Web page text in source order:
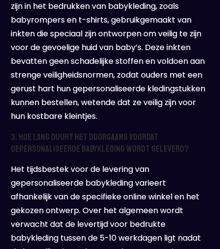
zijn in het bedrukken van babykleding, zoals
babyrompers en t-shirts, gebruikgemaakt van
inkten die speciaal zijn ontworpen om veilig te zijn
voor de gevoelige huid van baby’s. Deze inkten
bevatten geen schadelijke stoffen en voldoen aan
strenge veiligheidsnormen, zodat ouders met een
gerust hart hun gepersonaliseerde kledingstukken
kunnen bestellen, wetende dat ze veilig zijn voor
hun kostbare kleintjes.
3. Hoe lang duurt het doorgaans voordat
gepersonaliseerde babykleding wordt geleverd?
Het tijdsbestek voor de levering van
gepersonaliseerde babykleding varieert
afhankelijk van de specifieke online winkel en het
gekozen ontwerp. Over het algemeen wordt
verwacht dat de levertijd voor bedrukte
babykleding tussen de 5-10 werkdagen ligt nadat